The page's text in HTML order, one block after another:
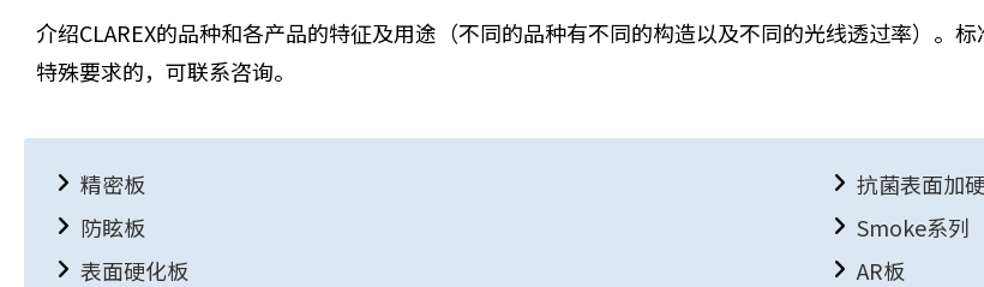
介绍CLAREX的品种和各产品的特征及用途（不同的品种有不同的构造以及不同的光线透过率）。
特殊要求的，可联系咨询。
精密板
防眩板
表面硬化板
抗菌表面加
Smoke系列
AR板